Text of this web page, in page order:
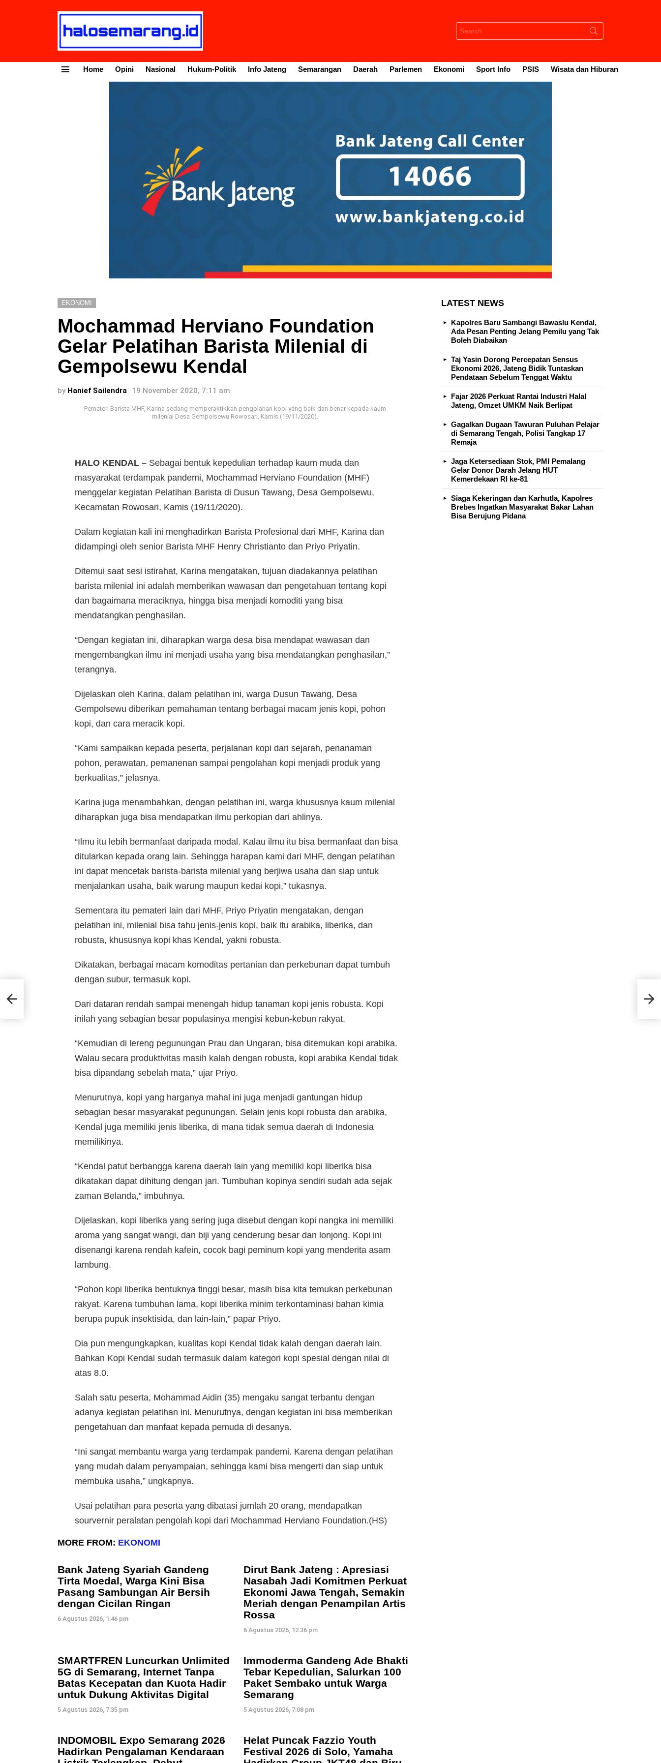
Search
for:
Home Opini Nasional Hukum-Politik Info Jateng Semarangan Daerah Parlemen Ekonomi Sport Info PSIS Wisata dan Hiburan
EKONOMI
Mochammad Herviano Foundation
Gelar Pelatihan Barista Milenial di
Gempolsewu Kendal
by Hanief Sailendra 19 November 2020, 7:11 am
Pemateri Barista MHF, Karina sedang memperaktikkan pengolahan kopi yang baik dan benar kepada kaum
milenial Desa Gempolsewu Rowosari, Kamis (19/11/2020).
HALO KENDAL – Sebagai bentuk kepedulian terhadap kaum muda dan
masyarakat terdampak pandemi, Mochammad Herviano Foundation (MHF)
menggelar kegiatan Pelatihan Barista di Dusun Tawang, Desa Gempolsewu,
Kecamatan Rowosari, Kamis (19/11/2020).
Dalam kegiatan kali ini menghadirkan Barista Profesional dari MHF, Karina dan
didampingi oleh senior Barista MHF Henry Christianto dan Priyo Priyatin.
Ditemui saat sesi istirahat, Karina mengatakan, tujuan diadakannya pelatihan
barista milenial ini adalah memberikan wawasan dan pengetahuan tentang kopi
dan bagaimana meraciknya, hingga bisa menjadi komoditi yang bisa
mendatangkan penghasilan.
“Dengan kegiatan ini, diharapkan warga desa bisa mendapat wawasan dan
mengembangkan ilmu ini menjadi usaha yang bisa mendatangkan penghasilan,”
terangnya.
Dijelaskan oleh Karina, dalam pelatihan ini, warga Dusun Tawang, Desa
Gempolsewu diberikan pemahaman tentang berbagai macam jenis kopi, pohon
kopi, dan cara meracik kopi.
“Kami sampaikan kepada peserta, perjalanan kopi dari sejarah, penanaman
pohon, perawatan, pemanenan sampai pengolahan kopi menjadi produk yang
berkualitas,” jelasnya.
Karina juga menambahkan, dengan pelatihan ini, warga khususnya kaum milenial
diharapkan juga bisa mendapatkan ilmu perkopian dari ahlinya.
“Ilmu itu lebih bermanfaat daripada modal. Kalau ilmu itu bisa bermanfaat dan bisa
ditularkan kepada orang lain. Sehingga harapan kami dari MHF, dengan pelatihan
ini dapat mencetak barista-barista milenial yang berjiwa usaha dan siap untuk
menjalankan usaha, baik warung maupun kedai kopi,” tukasnya.
Sementara itu pemateri lain dari MHF, Priyo Priyatin mengatakan, dengan
pelatihan ini, milenial bisa tahu jenis-jenis kopi, baik itu arabika, liberika, dan
robusta, khususnya kopi khas Kendal, yakni robusta.
Dikatakan, berbagai macam komoditas pertanian dan perkebunan dapat tumbuh
dengan subur, termasuk kopi.
Dari dataran rendah sampai menengah hidup tanaman kopi jenis robusta. Kopi
inilah yang sebagian besar populasinya mengisi kebun-kebun rakyat.
“Kemudian di lereng pegunungan Prau dan Ungaran, bisa ditemukan kopi arabika.
Walau secara produktivitas masih kalah dengan robusta, kopi arabika Kendal tidak
bisa dipandang sebelah mata,” ujar Priyo.
Menurutnya, kopi yang harganya mahal ini juga menjadi gantungan hidup
sebagian besar masyarakat pegunungan. Selain jenis kopi robusta dan arabika,
Kendal juga memiliki jenis liberika, di mana tidak semua daerah di Indonesia
memilikinya.
“Kendal patut berbangga karena daerah lain yang memiliki kopi liberika bisa
dikatakan dapat dihitung dengan jari. Tumbuhan kopinya sendiri sudah ada sejak
zaman Belanda,” imbuhnya.
Dijelaskan, kopi liberika yang sering juga disebut dengan kopi nangka ini memiliki
aroma yang sangat wangi, dan biji yang cenderung besar dan lonjong. Kopi ini
disenangi karena rendah kafein, cocok bagi peminum kopi yang menderita asam
lambung.
“Pohon kopi liberika bentuknya tinggi besar, masih bisa kita temukan perkebunan
rakyat. Karena tumbuhan lama, kopi liberika minim terkontaminasi bahan kimia
berupa pupuk insektisida, dan lain-lain,” papar Priyo.
Dia pun mengungkapkan, kualitas kopi Kendal tidak kalah dengan daerah lain.
Bahkan Kopi Kendal sudah termasuk dalam kategori kopi spesial dengan nilai di
atas 8.0.
Salah satu peserta, Mohammad Aidin (35) mengaku sangat terbantu dengan
adanya kegiatan pelatihan ini. Menurutnya, dengan kegiatan ini bisa memberikan
pengetahuan dan manfaat kepada pemuda di desanya.
“Ini sangat membantu warga yang terdampak pandemi. Karena dengan pelatihan
yang mudah dalam penyampaian, sehingga kami bisa mengerti dan siap untuk
membuka usaha,” ungkapnya.
Usai pelatihan para peserta yang dibatasi jumlah 20 orang, mendapatkan
sourvernir peralatan pengolah kopi dari Mochammad Herviano Foundation.(HS)
MORE FROM: EKONOMI
Bank Jateng Syariah Gandeng
Tirta Moedal, Warga Kini Bisa
Pasang Sambungan Air Bersih
dengan Cicilan Ringan
6 Agustus 2026, 1:46 pm
Dirut Bank Jateng : Apresiasi
Nasabah Jadi Komitmen Perkuat
Ekonomi Jawa Tengah, Semakin
Meriah dengan Penampilan Artis
Rossa
6 Agustus 2026, 12:36 pm
SMARTFREN Luncurkan Unlimited
5G di Semarang, Internet Tanpa
Batas Kecepatan dan Kuota Hadir
untuk Dukung Aktivitas Digital
5 Agustus 2026, 7:35 pm
Immoderma Gandeng Ade Bhakti
Tebar Kepedulian, Salurkan 100
Paket Sembako untuk Warga
Semarang
5 Agustus 2026, 7:08 pm
INDOMOBIL Expo Semarang 2026
Hadirkan Pengalaman Kendaraan
Helat Puncak Fazzio Youth
Festival 2026 di Solo, Yamaha
LATEST NEWS
Kapolres Baru Sambangi Bawaslu Kendal,
Ada Pesan Penting Jelang Pemilu yang Tak
Boleh Diabaikan
Taj Yasin Dorong Percepatan Sensus
Ekonomi 2026, Jateng Bidik Tuntaskan
Pendataan Sebelum Tenggat Waktu
Fajar 2026 Perkuat Rantai Industri Halal
Jateng, Omzet UMKM Naik Berlipat
Gagalkan Dugaan Tawuran Puluhan Pelajar
di Semarang Tengah, Polisi Tangkap 17
Remaja
Jaga Ketersediaan Stok, PMI Pemalang
Gelar Donor Darah Jelang HUT
Kemerdekaan RI ke-81
Siaga Kekeringan dan Karhutla, Kapolres
Brebes Ingatkan Masyarakat Bakar Lahan
Bisa Berujung Pidana